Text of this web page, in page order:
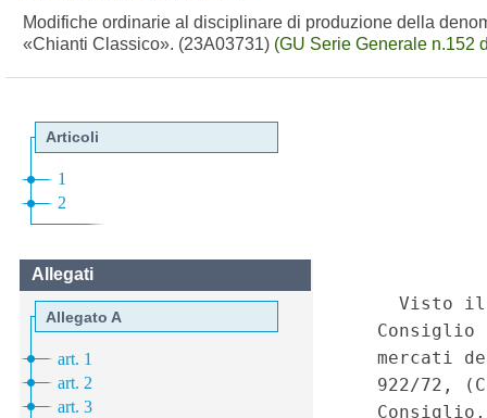
Modifiche ordinarie al disciplinare di produzione della
«Chianti Classico». (23A03731) (GU Serie Generale n.152